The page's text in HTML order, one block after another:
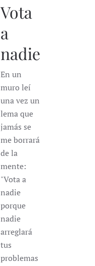
Vota
a
nadie
En un
muro leí
una vez un
lema que
jamás se
me borrará
de la
mente:
"Vota a
nadie
porque
nadie
arreglará
tus
problemas